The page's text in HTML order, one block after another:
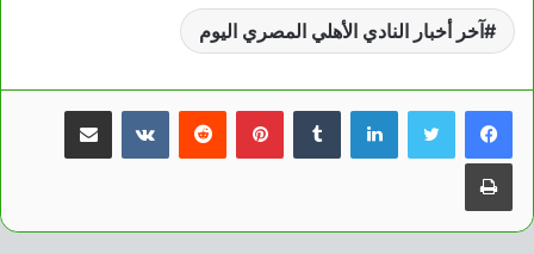
آخر أخبار النادي الأهلي المصري اليوم
لينكدإن بينتيريست مشاركة عبر البريد
طباعة